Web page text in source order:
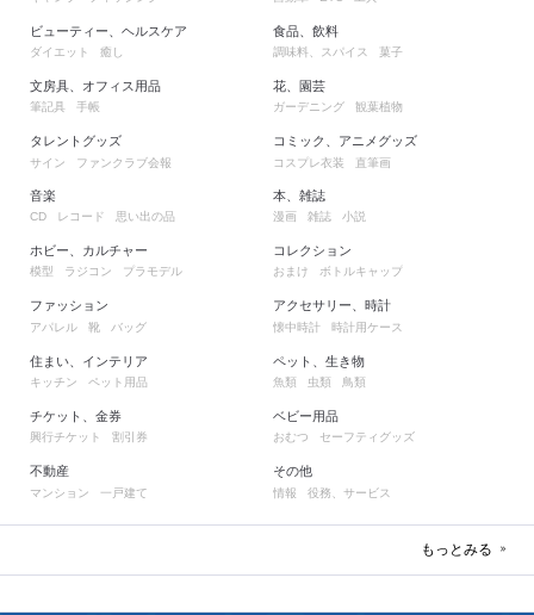
ビューティー、ヘルスケア
ダイエット 癒し
文房具、オフィス用品
筆記具 手帳
タレントグッズ
サイン ファンクラブ会報
食品、飲料
調味料、スパイス 菓子
花、園芸
ガーデニング 観葉植物
コミック、アニメグッズ
コスプレ衣装 直筆画
音楽
CD レコード 思い出の品
ホビー、カルチャー
模型 ラジコン プラモデル
ファッション
アパレル 靴 バッグ
住まい、インテリア
キッチン ペット用品
チケット、金券
興行チケット 割引券
不動産
マンション 一戸建て
本、雑誌
漫画 雑誌 小説
コレクション
おまけ ボトルキャップ
アクセサリー、時計
懐中時計 時計用ケース
ペット、生き物
魚類 虫類 鳥類
ベビー用品
おむつ セーフティグッズ
その他
情報 役務、サービス
もっとみる